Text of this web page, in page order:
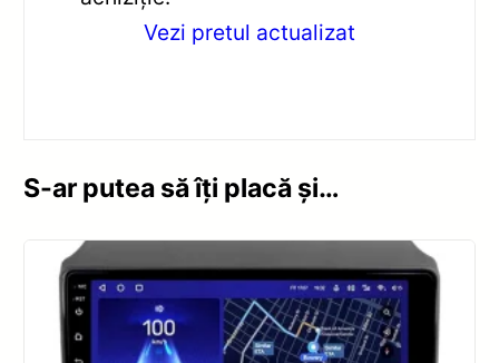
Vezi pretul actualizat
S-ar putea să îți placă și…